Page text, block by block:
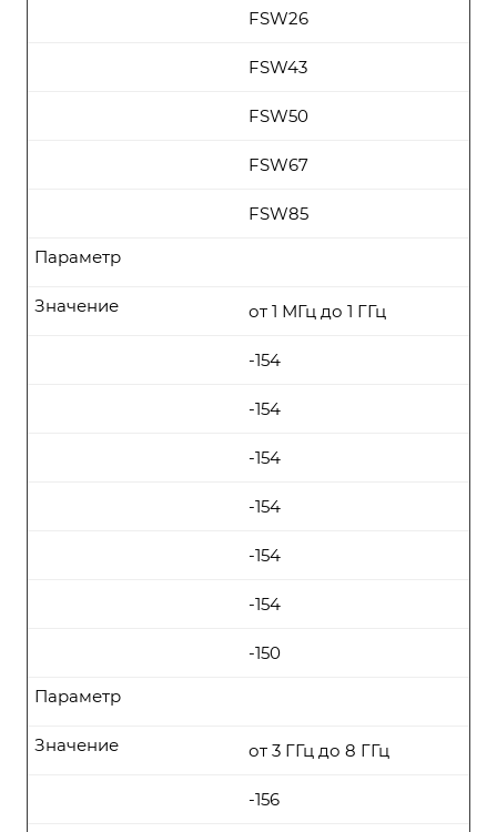
FSW26
FSW43
FSW50
FSW67
FSW85
Параметр
от 1 МГц до 1 ГГц
Значение
-154
-154
-154
-154
-154
-154
-150
Параметр
от 3 ГГц до 8 ГГц
Значение
-156